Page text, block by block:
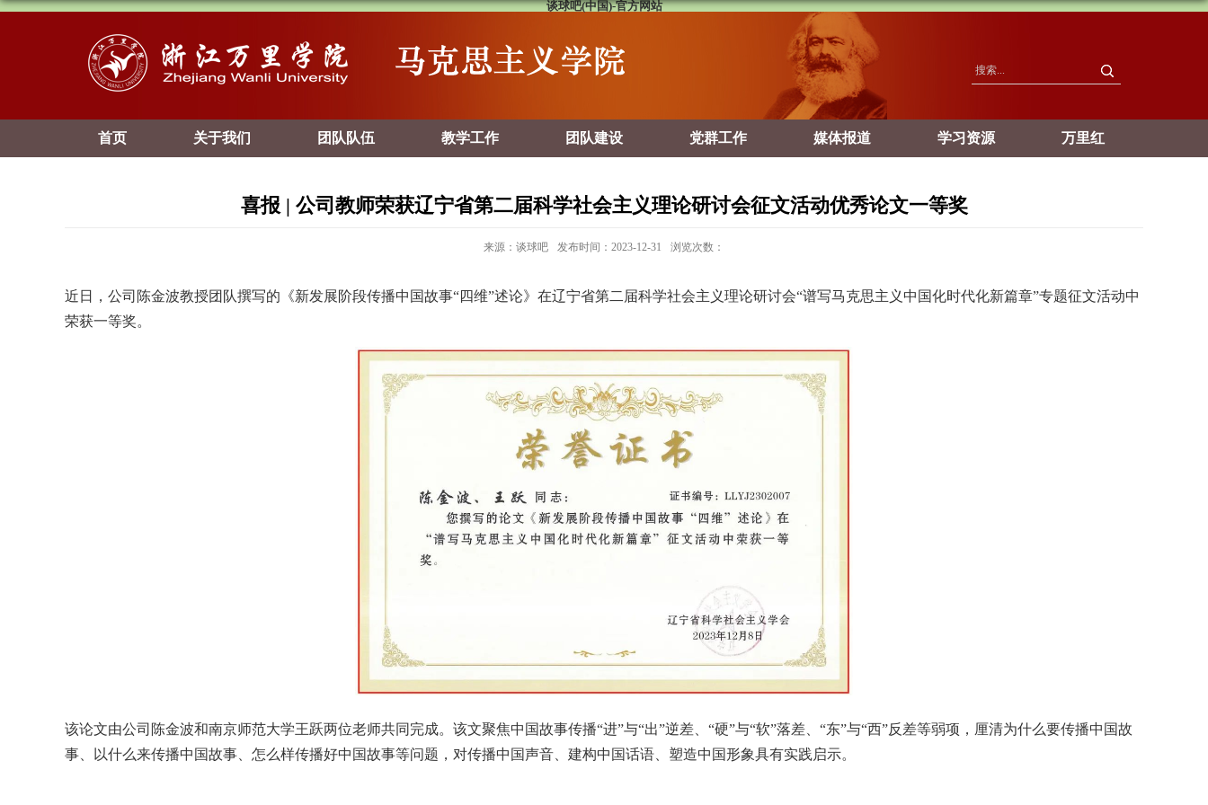
谈球吧(中国)-官方网站
首页 关于我们 团队队伍 教学工作 团队建设 党群工作 媒体报道 学习资源 万里红
喜报 | 公司教师荣获辽宁省第二届科学社会主义理论研讨会征文活动优秀论文一等奖
来源：谈球吧 发布时间：2023-12-31 浏览次数：
近日，公司陈金波教授团队撰写的《新发展阶段传播中国故事“四维”述论》在辽宁省第二届科学社会主义理论研讨会“谱写马克思主义中国化时代化新篇章”专题征文活动中
荣获一等奖。
该论文由公司陈金波和南京师范大学王跃两位老师共同完成。该文聚焦中国故事传播“进”与“出”逆差、“硬”与“软”落差、“东”与“西”反差等弱项，厘清为什么要传播中国故
事、以什么来传播中国故事、怎么样传播好中国故事等问题，对传播中国声音、建构中国话语、塑造中国形象具有实践启示。